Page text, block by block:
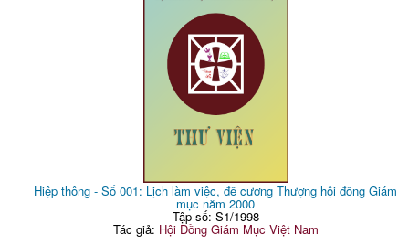
Hiệp thông - Số 001: Lịch làm việc, đề cương Thượng hội đồng Giám
mục năm 2000
Tập số: S1/1998
Tác giả: Hội Đồng Giám Mục Việt Nam